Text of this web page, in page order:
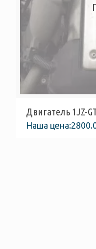
Двигатель 1JZ-
Наша цена: